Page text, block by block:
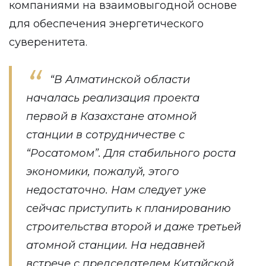
компаниями на взаимовыгодной основе
для обеспечения энергетического
суверенитета.
“В Алматинской области
началась реализация проекта
первой в Казахстане атомной
станции в сотрудничестве с
“Росатомом”. Для стабильного роста
экономики, пожалуй, этого
недостаточно. Нам следует уже
сейчас приступить к планированию
строительства второй и даже третьей
атомной станции. На недавней